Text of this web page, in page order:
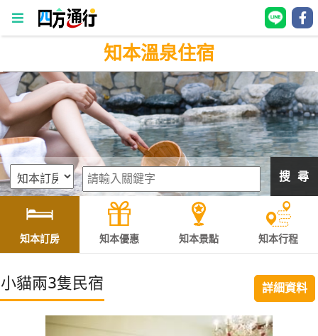
四
方
通
行
訂
房
灣
訂
房
直接跟飯店訂房 HOT
知本溫泉住宿
搜 尋
知本訂房 知本優惠 知本景點 知本行程
小貓兩3隻民宿 詳細資料